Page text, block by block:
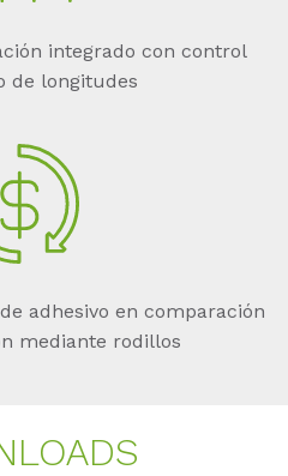
integrado con control
de longitudes
adhesivo en comparación
mediante rodillos